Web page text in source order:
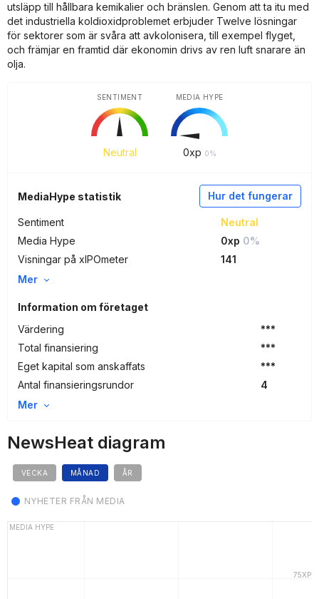
utsläpp till hållbara kemikalier och bränslen. Genom att ta itu med
det industriella koldioxidproblemet erbjuder Twelve lösningar
för sektorer som är svåra att avkolonisera, till exempel flyget,
och främjar en framtid där ekonomin drivs av ren luft snarare än
olja.
Neutral
SENTIMENT
0xp 0%
MEDIA HYPE
Hur det fungerar
MediaHype statistik
Sentiment
Neutral
Media Hype
0xp 0%
Visningar på xIPOmeter
141
Mer
Information om företaget
Värdering
***
Total finansiering
***
Eget kapital som anskaffats
***
Antal finansieringsrundor
4
Mer
NewsHeat diagram
VECKA MÅNAD ÅR
NYHETER FRÅN MEDIA